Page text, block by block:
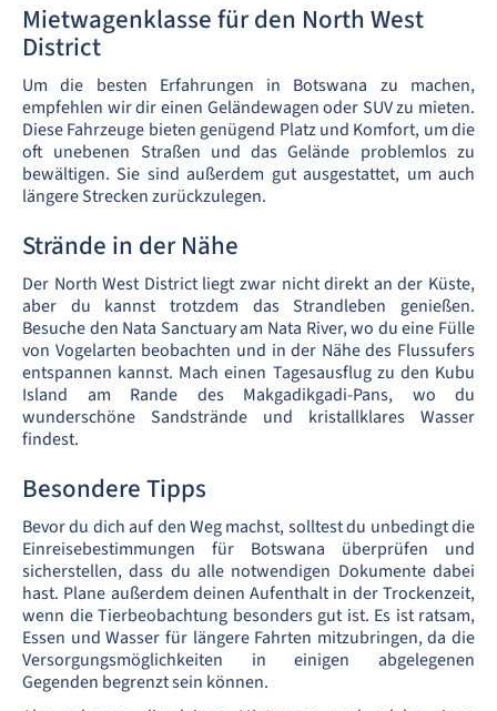
Mietwagenklasse für den North West
District
Um die besten Erfahrungen in Botswana zu machen,
empfehlen wir dir einen Geländewagen oder SUV zu mieten.
Diese Fahrzeuge bieten genügend Platz und Komfort, um die
oft unebenen Straßen und das Gelände problemlos zu
bewältigen. Sie sind außerdem gut ausgestattet, um auch
längere Strecken zurückzulegen.
Strände in der Nähe
Der North West District liegt zwar nicht direkt an der Küste,
aber du kannst trotzdem das Strandleben genießen.
Besuche den Nata Sanctuary am Nata River, wo du eine Fülle
von Vogelarten beobachten und in der Nähe des Flussufers
entspannen kannst. Mach einen Tagesausflug zu den Kubu
Island am Rande des Makgadikgadi-Pans, wo du
wunderschöne Sandstrände und kristallklares Wasser
findest.
Besondere Tipps
Bevor du dich auf den Weg machst, solltest du unbedingt die
Einreisebestimmungen für Botswana überprüfen und
sicherstellen, dass du alle notwendigen Dokumente dabei
hast. Plane außerdem deinen Aufenthalt in der Trockenzeit,
wenn die Tierbeobachtung besonders gut ist. Es ist ratsam,
Essen und Wasser für längere Fahrten mitzubringen, da die
Versorgungsmöglichkeiten in einigen abgelegenen
Gegenden begrenzt sein können.